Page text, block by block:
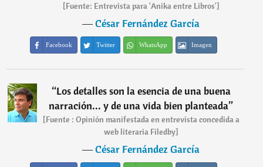
[Fuente: Entrevista para 'Anika entre Libros']
―César Fernández García
Facebook Twitter WhatsApp Imagen
“Los detalles son la esencia de una buena
narración... y de una vida bien planteada”
[Fuente : Opinión manifestada en entrevista concedida a
web literaria Filedby]
―César Fernández García